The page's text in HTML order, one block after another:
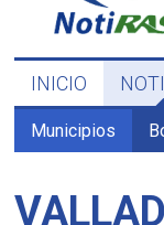
INICIO
Municipios